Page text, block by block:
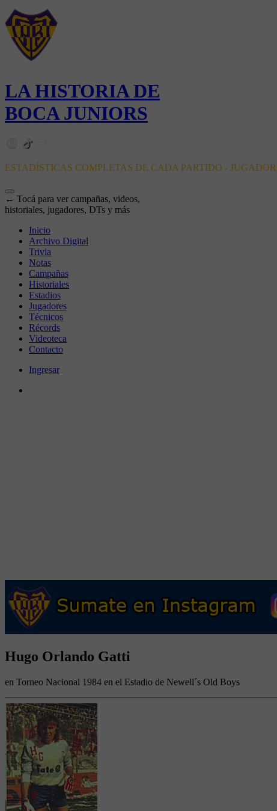
LA HISTORIA DE
BOCA JUNIORS
ESTADÍSTICAS COMPLETAS DE CADA PARTIDO -
← Tocá para ver campañas, videos,
historiales, jugadores, DTs y más
Inicio
Archivo Digital
Trivia
Notas
Campañas
Historiales
Estadios
Jugadores
Técnicos
Récords
Videoteca
Contacto
Ingresar
Hugo Orlando Gatti
en Torneo Nacional 1984 en el Estadio de Newell´s Old Boys